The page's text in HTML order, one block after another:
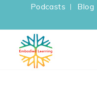
Podcasts Blog